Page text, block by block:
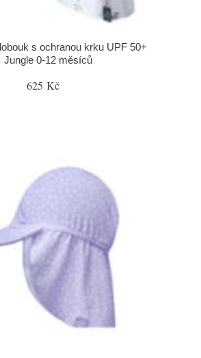
s ochranou krku UPF 50+
Jungle 0-12 měsíců
625 Kč